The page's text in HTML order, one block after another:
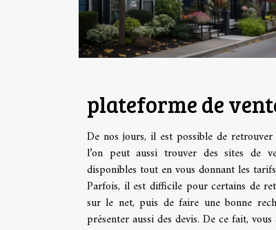
plateforme de
De nos jours, il est possible de
l’on peut aussi trouver des sites de
disponibles tout en vous donnant les
Parfois, il est difficile pour certains de
sur le net, puis de faire une bonne
présenter aussi des devis. De ce fait,